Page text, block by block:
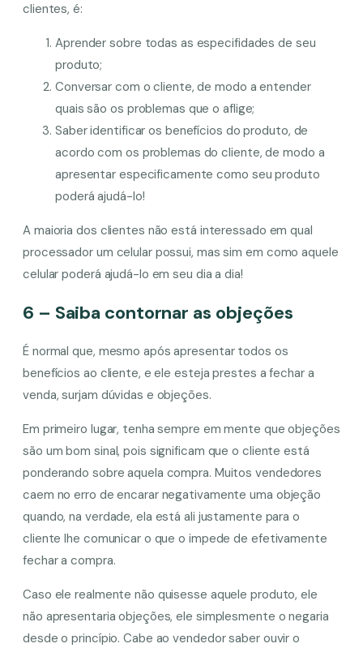
clientes, é:
Aprender sobre todas as especifidades de seu
produto;
Conversar com o cliente, de modo a entender
quais são os problemas que o aflige;
Saber identificar os benefícios do produto, de
acordo com os problemas do cliente, de modo a
apresentar especificamente como seu produto
poderá ajudá-lo!
A maioria dos clientes não está interessado em qual
processador um celular possui, mas sim em como aquele
celular poderá ajudá-lo em seu dia a dia!
6 – Saiba contornar as objeções
É normal que, mesmo após apresentar todos os
benefícios ao cliente, e ele esteja prestes a fechar a
venda, surjam dúvidas e objeções.
Em primeiro lugar, tenha sempre em mente que objeções
são um bom sinal, pois significam que o cliente está
ponderando sobre aquela compra. Muitos vendedores
caem no erro de encarar negativamente uma objeção
quando, na verdade, ela está ali justamente para o
cliente lhe comunicar o que o impede de efetivamente
fechar a compra.
Caso ele realmente não quisesse aquele produto, ele
não apresentaria objeções, ele simplesmente o negaria
desde o princípio. Cabe ao vendedor saber ouvir o